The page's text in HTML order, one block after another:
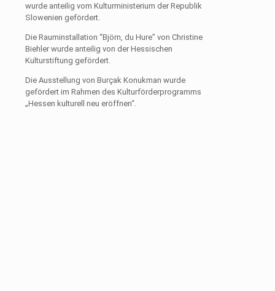
wurde anteilig vom Kulturministerium der Republik
Slowenien gefördert.
Die Rauminstallation “Björn, du Hure” von Christine
Biehler wurde anteilig von der Hessischen
Kulturstiftung gefördert.
Die Ausstellung von Burçak Konukman wurde
gefördert im Rahmen des Kulturförderprogramms
„Hessen kulturell neu eröffnen“.